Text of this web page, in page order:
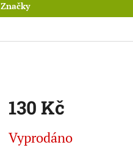
Značky
130 Kč
cena:
Vyprodáno